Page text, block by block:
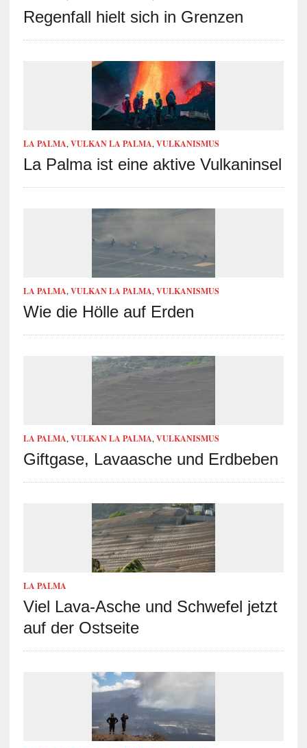
Regenfall hielt sich in Grenzen
LA PALMA, VULKAN LA PALMA, VULKANISMUS
La Palma ist eine aktive Vulkaninsel
LA PALMA, VULKAN LA PALMA, VULKANISMUS
Wie die Hölle auf Erden
LA PALMA, VULKAN LA PALMA, VULKANISMUS
Giftgase, Lavaasche und Erdbeben
LA PALMA
Viel Lava-Asche und Schwefel jetzt
auf der Ostseite